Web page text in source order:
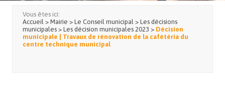
Vous êtes ici:
Accueil > Mairie > Le Conseil municipal > Les décisions
municipales > Les décision municipales 2023 > Décision
municipale | Travaux de rénovation de la cafétéria du
centre technique municipal